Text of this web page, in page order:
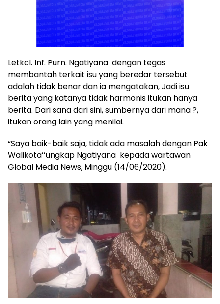
Letkol. Inf. Purn. Ngatiyana dengan tegas
membantah terkait isu yang beredar tersebut
adalah tidak benar dan ia mengatakan, Jadi isu
berita yang katanya tidak harmonis itukan hanya
berita. Dari sana dari sini, sumbernya dari mana ?,
itukan orang lain yang menilai.
“Saya baik-baik saja, tidak ada masalah dengan Pak
Walikota’’ungkap Ngatiyana kepada wartawan
Global Media News, Minggu (14/06/2020).